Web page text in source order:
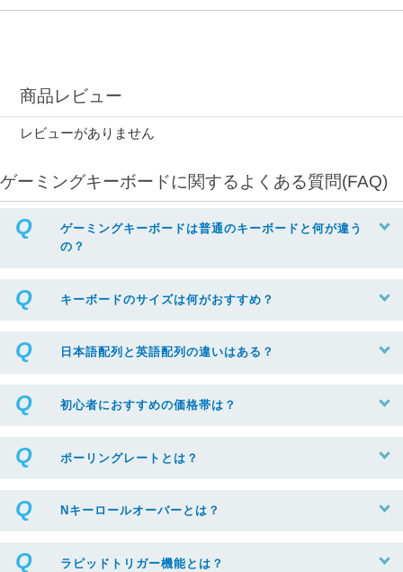
商品レビュー
レビューがありません
ゲーミングキーボードに関するよくある質問(FAQ)
ゲーミングキーボードは普通のキーボードと何が違う
の？
キーボードのサイズは何がおすすめ？
日本語配列と英語配列の違いはある？
初心者におすすめの価格帯は？
ポーリングレートとは？
Nキーロールオーバーとは？
ラピッドトリガー機能とは？